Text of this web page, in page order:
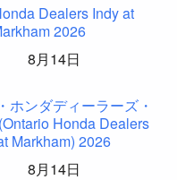
Dealers Indy at
2026
8月14日
ホンダディーラーズ・
Honda Dealers
Markham) 2026
8月14日